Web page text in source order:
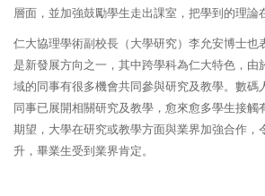
層面，並加強鼓勵學生走出課室，把學到的理論
仁大協理學術副校長（大學研究）李允安博士也
是新發展方向之一，其中跨學科為仁大特色，由
域的同事有很多機會共同參與研究及教學。數碼
同事已展開相關研究及教學，愈來愈多學生接觸
期望，大學在研究或教學方面與業界加強合作，
升，畢業生受到業界肯定。